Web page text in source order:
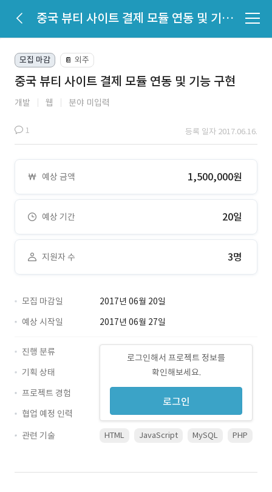
중국 뷰티 사이트 결제 모듈 연동 및 기능 구현
모집 마감 📔 외주
중국 뷰티 사이트 결제 모듈 연동 및 기능 구현
개발 웹 분야 미입력
1 등록 일자 2017.06.16.
예상 금액 1,500,000원
예상 기간 20일
지원자 수 3명
모집 마감일
2017년 06월 20일
예상 시작일
2017년 06월 27일
로그인해서 프로젝트 정보를
확인해보세요.
로그인
진행 분류
기획 상태
프로젝트 경험
협업 예정 인력
관련 기술
HTML JavaScript MySQL PHP